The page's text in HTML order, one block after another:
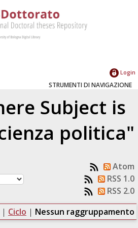
Login
STRUMENTI DI NAVIGAZIONE
Subject is
politica"
Atom
RSS 1.0
RSS 2.0
| Ciclo | Nessun raggruppamento